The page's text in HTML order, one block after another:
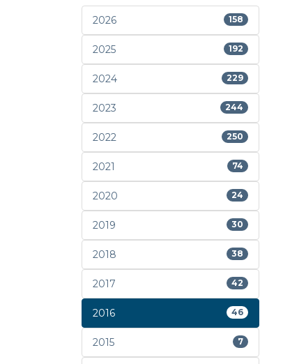
2026 158
2025 192
2024 229
2023 244
2022 250
2021 74
2020 24
2019 30
2018 38
2017 42
2016 46
2015 7